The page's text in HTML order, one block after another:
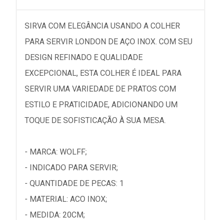
SIRVA COM ELEGÂNCIA USANDO A COLHER
PARA SERVIR LONDON DE AÇO INOX. COM SEU
DESIGN REFINADO E QUALIDADE
EXCEPCIONAL, ESTA COLHER É IDEAL PARA
SERVIR UMA VARIEDADE DE PRATOS COM
ESTILO E PRATICIDADE, ADICIONANDO UM
TOQUE DE SOFISTICAÇÃO À SUA MESA.
- MARCA: WOLFF;
- INDICADO PARA SERVIR;
- QUANTIDADE DE PECAS: 1
- MATERIAL: ACO INOX;
- MEDIDA: 20CM;